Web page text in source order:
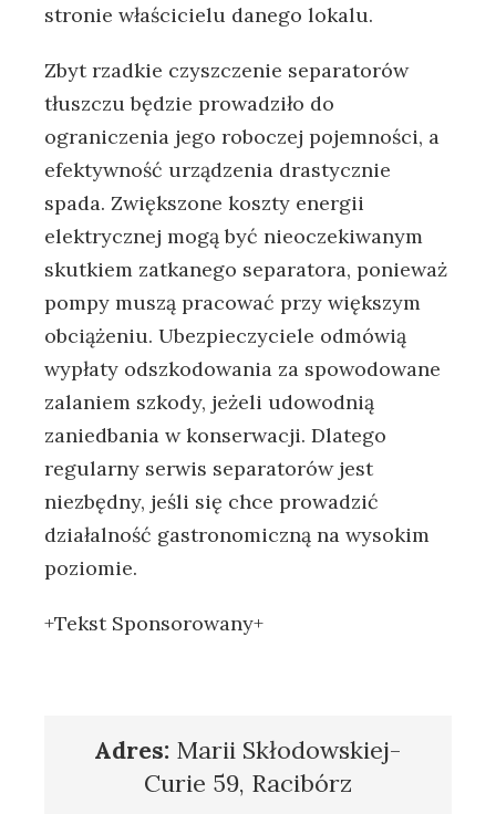
stronie właścicielu danego lokalu.
Zbyt rzadkie czyszczenie separatorów
tłuszczu będzie prowadziło do
ograniczenia jego roboczej pojemności, a
efektywność urządzenia drastycznie
spada. Zwiększone koszty energii
elektrycznej mogą być nieoczekiwanym
skutkiem zatkanego separatora, ponieważ
pompy muszą pracować przy większym
obciążeniu. Ubezpieczyciele odmówią
wypłaty odszkodowania za spowodowane
zalaniem szkody, jeżeli udowodnią
zaniedbania w konserwacji. Dlatego
regularny serwis separatorów jest
niezbędny, jeśli się chce prowadzić
działalność gastronomiczną na wysokim
poziomie.
+Tekst Sponsorowany+
Adres: Marii Skłodowskiej-
Curie 59, Racibórz